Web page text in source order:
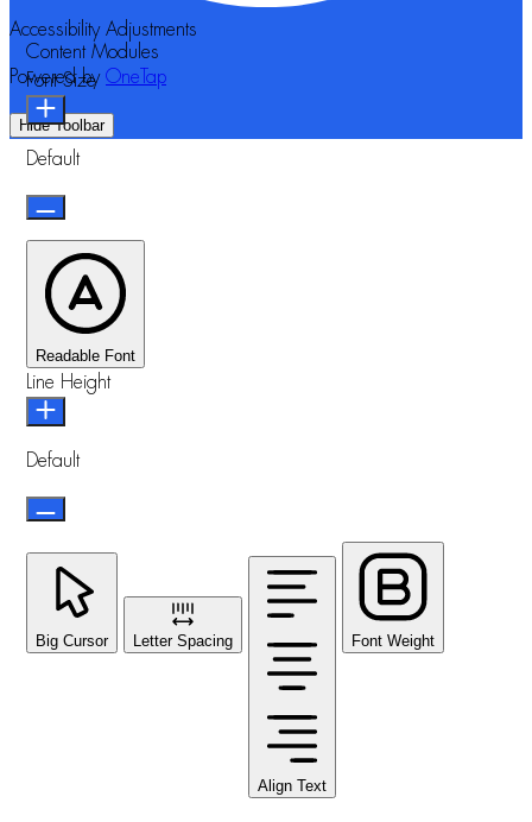
Accessibility Adjustments
Powered by OneTap
Hide Toolbar
Content Modules
Font Size
Default
Readable Font
Line Height
Default
Big Cursor Letter Spacing
Align Text
Font Weight